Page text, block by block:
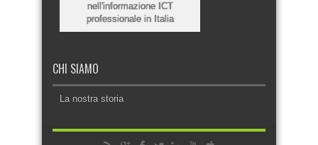
nell'informazione ICT
professionale in Italia
CHI SIAMO
La nostra storia